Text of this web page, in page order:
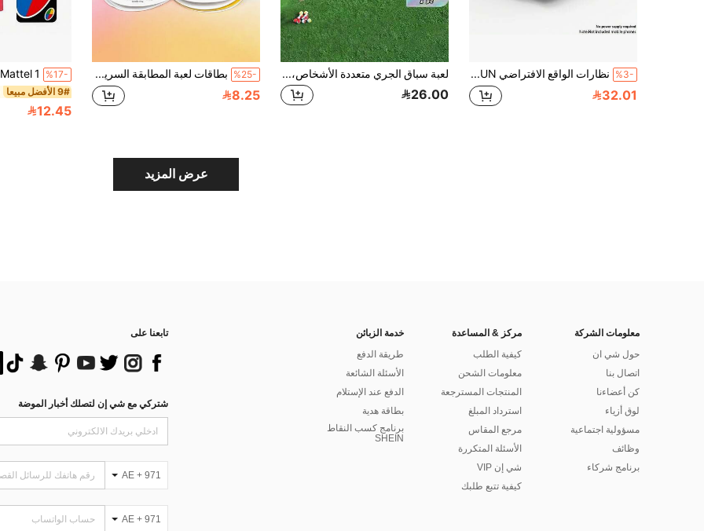
%3- نظارات الواقع الافتراضي BAIXUN، سماعة رأس VR، عدسات ثلاثية الأبعاد، نظارات VR متوافقة مع التلفزيون والأفلام وألعاب الفيديو، متوافقة مع أنظمة iOS و Android، تدعم الهواتف من 4.7 إلى 7 بوصة
32.01
لعبة سباق الجري متعددة الأشخاص، متعددة الاتجاهات، متعددة الحبال (طول 2 متر/6.56 قدم، ألوان مختلطة)، أداة لعبة بناء الفريق، مناسبة للأنشطة الخارجية، بناء الأسرة، ألعاب التجمعات العائلية، ألعاب التجمعات الجماعية، لوازم خارجية، ألعاب خارجية، ألعاب رياضية ممتعة، هالوين، عيد الميلاد، هدايا عيد الميلاد، هدايا رأس السنة
26.00
%25- بطاقات لعبة المطابقة السريعة في صندوق معدني/ورقي، مناسبة لألعاب العائلة والأصدقاء، ألعاب العطلات، هدايا عيد الهالوين وعيد الميلاد
8.25
%17-
9# الأفضل مبيعا
12.45
عرض المزيد
معلومات الشركة
حول شي ان
اتصال بنا
كن أعضاءنا
لوق أزياء
مسؤولية اجتماعية
وظائف
برنامج شركاء
مركز & المساعدة
كيفية الطلب
معلومات الشحن
المنتجات المسترجعة
استرداد المبلغ
مرجع المقاس
الأسئلة المتكررة
شي إن VIP
كيفية تتبع طلبك
خدمة الزبائن
طريقة الدفع
الأسئلة الشائعة
الدفع عند الإستلام
بطاقة هدية
برنامج كسب النقاط
SHEIN
تابعنا على
شتركي مع شي إن لتصلك أخبار الموضة
AE + 971
AE + 971